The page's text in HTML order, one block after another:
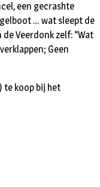
een gecrashte
… wat sleept de
Veerdonk zelf: “Wat
Geen
te koop bij het